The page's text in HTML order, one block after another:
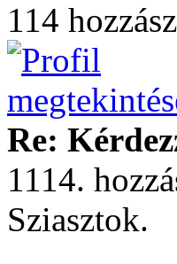
114
Re:
1114.
Sziasztok.